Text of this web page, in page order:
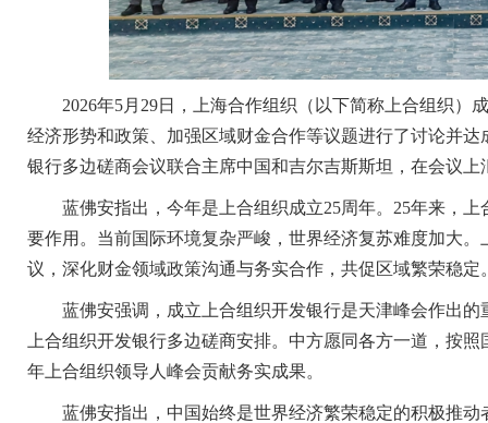
2026年5月29日，上海合作组织（以下简称上合组织）
经济形势和政策、加强区域财金合作等议题进行了讨论并
银行多边磋商会议联合主席中国和吉尔吉斯斯坦，在会议
蓝佛安指出，今年是上合组织成立25周年。25年来，上
要作用。当前国际环境复杂严峻，世界经济复苏难度加大
议，深化财金领域政策沟通与务实合作，共促区域繁荣稳定
蓝佛安强调，成立上合组织开发银行是天津峰会作出的
上合组织开发银行多边磋商安排。中方愿同各方一道，按
年上合组织领导人峰会贡献务实成果。
蓝佛安指出，中国始终是世界经济繁荣稳定的积极推动